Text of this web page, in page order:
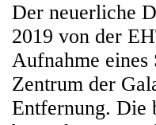
Der neuerliche
2019 von der
Aufnahme
Zentrum der
Entfernung. Die